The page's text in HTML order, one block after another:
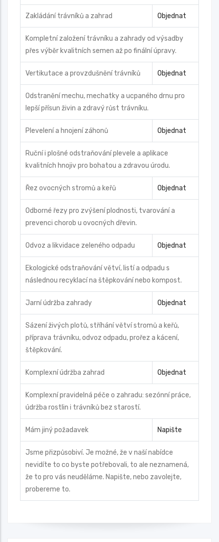
Zakládání trávníků a zahrad Objednat
Kompletní založení trávníku a zahrady od výsadby
přes výběr kvalitních semen až po finální úpravy.
Vertikutace a provzdušnění trávníků Objednat
Odstranění mechu, mechatky a ucpaného drnu pro
lepší přísun živin a zdravý růst trávníku.
Plevelení a hnojení záhonů Objednat
Ruční i plošné odstraňování plevele a aplikace
kvalitních hnojiv pro bohatou a zdravou úrodu.
Řez ovocných stromů a keřů Objednat
Odborné řezy pro zvýšení plodnosti, tvarování a
prevenci chorob u ovocných dřevin.
Odvoz a likvidace zeleného odpadu Objednat
Ekologické odstraňování větví, listí a odpadu s
následnou recyklací na štěpkování nebo kompost.
Jarní údržba zahrady Objednat
Sázení živých plotů, stříhání větví stromů a keřů,
příprava trávníku, odvoz odpadu, prořez a kácení,
štěpkování.
Komplexní údržba zahrad Objednat
Komplexní pravidelná péče o zahradu: sezónní práce,
údržba rostlin i trávníků bez starostí.
Mám jiný požadavek Napište
Jsme přizpůsobiví. Je možné, že v naší nabídce
nevidíte to co byste potřebovali, to ale neznamená,
že to pro vás neuděláme. Napište, nebo zavolejte,
probereme to.